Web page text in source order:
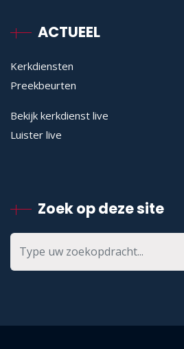
ACTUEEL
Kerkdiensten
Preekbeurten
Bekijk kerkdienst live
Luister live
Zoek op deze site